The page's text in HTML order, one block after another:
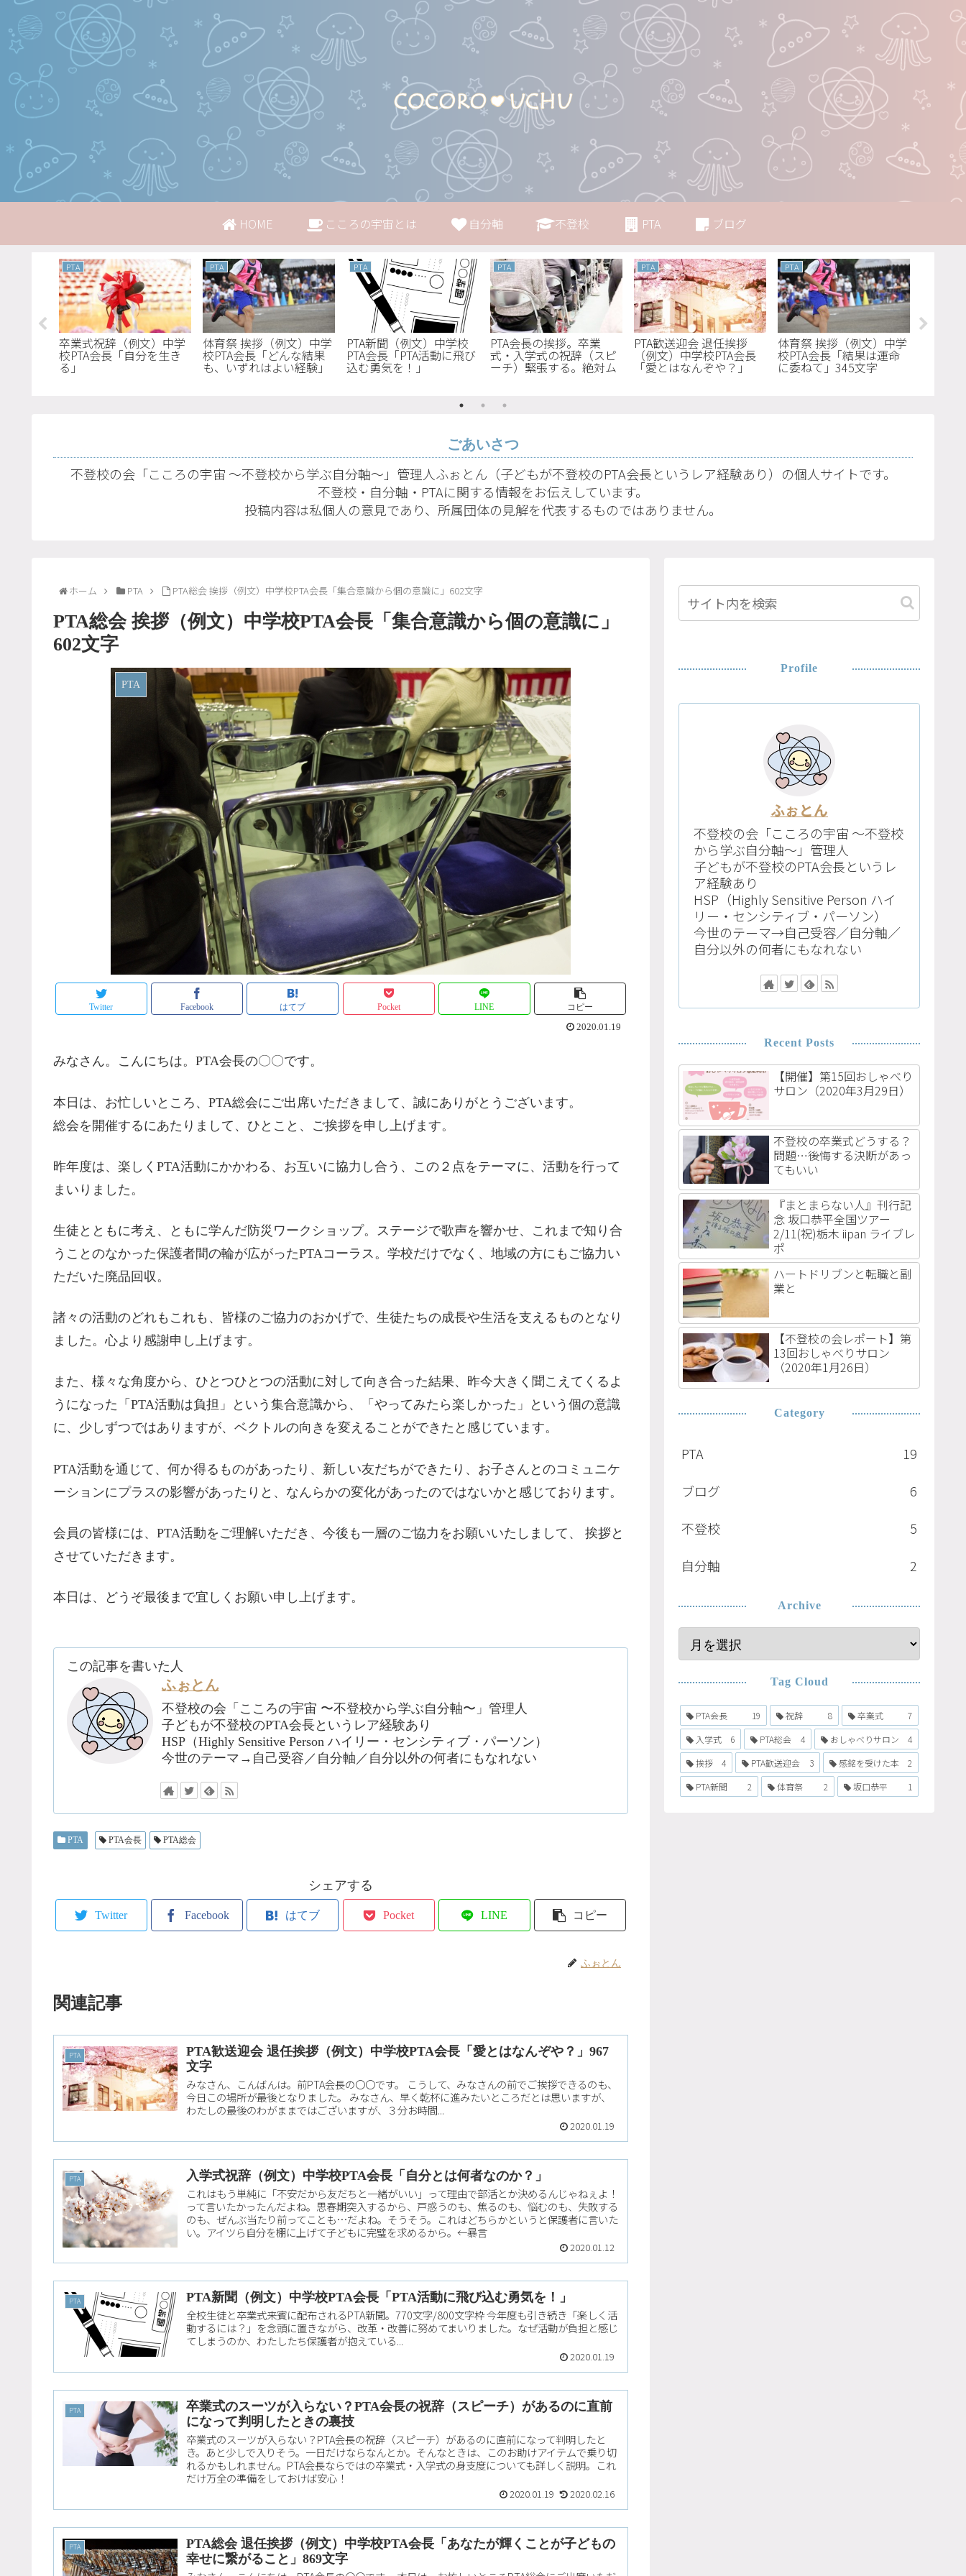
HOME こころの宇宙とは 自分軸 不登校 PTA ブログ
PTA
卒業式祝辞（例文）中学
校PTA会長「自分を生き
る」
PTA
体育祭 挨拶（例文）中学
校PTA会長「どんな結果
も、いずれはよい経験」
PTA
PTA新聞（例文）中学校
PTA会長「PTA活動に飛び
込む勇気を！」
PTA
PTA会長の挨拶。卒業
式・入学式の祝辞（スピ
ーチ）緊張する。絶対ム
リ！どうしよう？【原稿
PTA
PTA歓送迎会 退任挨拶
（例文）中学校PTA会長
「愛とはなんぞや？」
967文字
PTA
体育祭 挨拶（例文）中学
校PTA会長「結果は運命
に委ねて」345文字
ごあいさつ
不登校の会「こころの宇宙 〜不登校から学ぶ自分軸〜」管理人ふぉとん（子どもが不登校のPTA会長というレア経験あり）の個人サイトです。
不登校・自分軸・PTAに関する情報をお伝えしています。
投稿内容は私個人の意見であり、所属団体の見解を代表するものではありません。
ホーム PTA PTA総会 挨拶（例文）中学校PTA会長「集合意識から個の意識に」602文字
PTA総会 挨拶（例文）中学校PTA会長「集合意識から個の意識に」
602文字
PTA
Twitter Facebook はてブ Pocket LINE コピー
2020.01.19
みなさん。こんにちは。PTA会長の〇〇です。
本日は、お忙しいところ、PTA総会にご出席いただきまして、誠にありがとうございます。
総会を開催するにあたりまして、ひとこと、ご挨拶を申し上げます。
昨年度は、楽しくPTA活動にかかわる、お互いに協力し合う、この２点をテーマに、活動を行って
まいりました。
生徒とともに考え、ともに学んだ防災ワークショップ。ステージで歌声を響かせ、これまで知り合
うことのなかった保護者間の輪が広がったPTAコーラス。学校だけでなく、地域の方にもご協力い
ただいた廃品回収。
諸々の活動のどれもこれも、皆様のご協力のおかげで、生徒たちの成長や生活を支えるものとなり
ました。心より感謝申し上げます。
また、様々な角度から、ひとつひとつの活動に対して向き合った結果、昨今大きく聞こえてくるよ
うになった「PTA活動は負担」という集合意識から、「やってみたら楽しかった」という個の意識
に、少しずつではありますが、ベクトルの向きを変えることができたと感じています。
PTA活動を通じて、何か得るものがあったり、新しい友だちができたり、お子さんとのコミュニケ
ーションにプラスの影響があったりと、なんらかの変化があったのではないかと感じております。
会員の皆様には、PTA活動をご理解いただき、今後も一層のご協力をお願いいたしまして、 挨拶と
させていただきます。
本日は、どうぞ最後まで宜しくお願い申し上げます。
この記事を書いた人
ふぉとん
不登校の会「こころの宇宙 〜不登校から学ぶ自分軸〜」管理人
子どもが不登校のPTA会長というレア経験あり
HSP（Highly Sensitive Person ハイリー・センシティブ・パーソン）
今世のテーマ→自己受容／自分軸／自分以外の何者にもなれない
PTA PTA会長 PTA総会
シェアする
Twitter Facebook はてブ Pocket LINE コピー
ふぉとん
関連記事
PTA
PTA歓送迎会 退任挨拶（例文）中学校PTA会長「愛とはなんぞや？」967
文字
みなさん、こんばんは。前PTA会長の〇〇です。 こうして、みなさんの前でご挨拶できるのも、
今日この場所が最後となりました。 みなさん、早く乾杯に進みたいところだとは思いますが、
わたしの最後のわがままではございますが、３分お時間...
2020.01.19
PTA 入学式祝辞（例文）中学校PTA会長「自分とは何者なのか？」
これはもう単純に「不安だから友だちと一緒がいい」って理由で部活とか決めるんじゃねぇよ！
って言いたかったんだよね。思春期突入するから、戸惑うのも、焦るのも、悩むのも、失敗する
のも、ぜんぶ当たり前ってことも…だよね。そうそう。これはどちらかというと保護者に言いた
い。アイツら自分を棚に上げて子どもに完璧を求めるから。←暴言
2020.01.12
PTA PTA新聞（例文）中学校PTA会長「PTA活動に飛び込む勇気を！」
全校生徒と卒業式来賓に配布されるPTA新聞。770文字/800文字枠 今年度も引き続き「楽しく活
動するには？」を念頭に置きながら、改革・改善に努めてまいりました。なぜ活動が負担と感じ
てしまうのか、わたしたち保護者が抱えている...
2020.01.19
PTA
卒業式のスーツが入らない？PTA会長の祝辞（スピーチ）があるのに直前
になって判明したときの裏技
卒業式のスーツが入らない？PTA会長の祝辞（スピーチ）があるのに直前になって判明したと
き。あと少しで入りそう。一日だけならなんとか。そんなときは、このお助けアイテムで乗り切
れるかもしれません。PTA会長ならではの卒業式・入学式の身支度についても詳しく説明。これ
だけ万全の準備をしておけば安心！
2020.01.19 2020.02.16
PTA
PTA総会 退任挨拶（例文）中学校PTA会長「あなたが輝くことが子どもの
幸せに繋がること」869文字
Profile
ふぉとん
不登校の会「こころの宇宙 〜不登校
から学ぶ自分軸〜」管理人
子どもが不登校のPTA会長というレ
ア経験あり
HSP（Highly Sensitive Person ハイ
リー・センシティブ・パーソン）
今世のテーマ→自己受容／自分軸／
自分以外の何者にもなれない
Recent Posts
【開催】第15回おしゃべり
サロン（2020年3月29日）
不登校の卒業式どうする？
問題…後悔する決断があっ
てもいい
『まとまらない人』刊行記
念 坂口恭平全国ツアー
2/11(祝)栃木 iipan ライブレ
ポ
ハートドリブンと転職と副
業と
【不登校の会レポート】第
13回おしゃべりサロン
（2020年1月26日）
Category
PTA
19
ブログ
6
不登校
5
自分軸
2
Archive
Tag Cloud
PTA会長 19 祝辞 8 卒業式
7
入学式
6 PTA総会 4 おしゃべりサロン
4
挨拶
4 PTA歓送迎会 3 感銘を受けた本
2
PTA新聞
2 体育祭 2 坂口恭平 1